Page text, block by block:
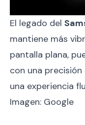
El legado del
mantiene más
pantalla plana,
con una
una experiencia
Imagen: Google